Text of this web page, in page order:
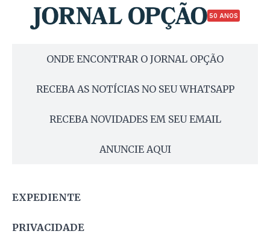
50 ANOS
ONDE ENCONTRAR O JORNAL OPÇÃO
RECEBA AS NOTÍCIAS NO SEU WHATSAPP
RECEBA NOVIDADES EM SEU EMAIL
ANUNCIE AQUI
EXPEDIENTE
PRIVACIDADE